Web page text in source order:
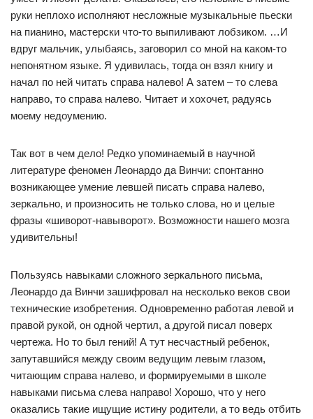
руки неплохо исполняют несложные музыкальные пьески
на пианино, мастерски что-то выпиливают лобзиком. …И
вдруг мальчик, улыбаясь, заговорил со мной на каком-то
непонятном языке. Я удивилась, тогда он взял книгу и
начал по ней читать справа налево! А затем – то слева
направо, то справа налево. Читает и хохочет, радуясь
моему недоумению.
Так вот в чем дело! Редко упоминаемый в научной
литературе феномен Леонардо да Винчи: спонтанно
возникающее умение левшей писать справа налево,
зеркально, и произносить не только слова, но и целые
фразы «шиворот-навыворот». Возможности нашего мозга
удивительны!
Пользуясь навыками сложного зеркального письма,
Леонардо да Винчи зашифровал на несколько веков свои
технические изобретения. Одновременно работая левой и
правой рукой, он одной чертил, а другой писал поверх
чертежа. Но то был гений! А тут несчастный ребенок,
запутавшийся между своим ведущим левым глазом,
читающим справа налево, и формируемыми в школе
навыками письма слева направо! Хорошо, что у него
оказались такие ищущие истину родители, а то ведь отбить